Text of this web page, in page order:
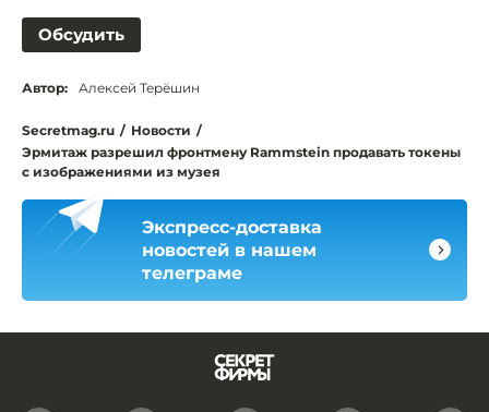
Обсудить
Автор: Алексей Терёшин
Secretmag.ru / Новости /
Эрмитаж разрешил фронтмену Rammstein продавать токены
с изображениями из музея
Экспресс-доставка
новостей в нашем
телеграме